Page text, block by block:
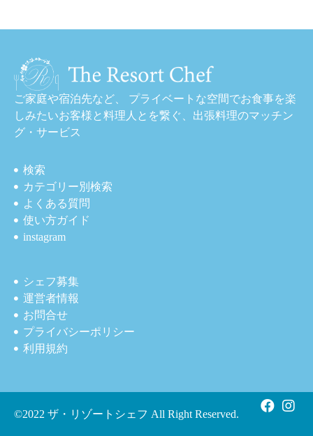
ご家庭や宿泊先など、 プライベートな空間でお食事を楽
しみたいお客様と料理人とを繋ぐ、出張料理のマッチン
グ・サービス
検索
カテゴリー別検索
よくある質問
使い方ガイド
instagram
シェフ募集
運営者情報
お問合せ
プライバシーポリシー
利用規約
©2022 ザ・リゾートシェフ All Right Reserved.